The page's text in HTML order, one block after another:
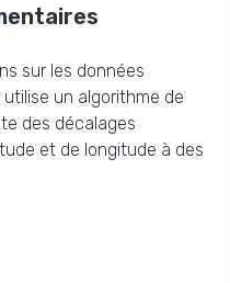
sur les données
un algorithme de
des décalages
et de longitude à des